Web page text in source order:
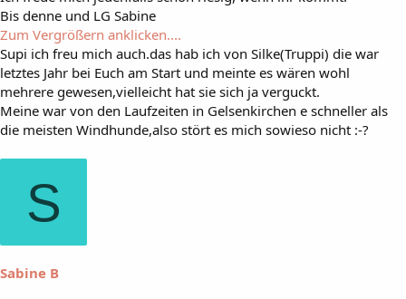
Bis denne und LG Sabine
Zum Vergrößern anklicken....
Supi ich freu mich auch.das hab ich von Silke(Truppi) die war
letztes Jahr bei Euch am Start und meinte es wären wohl
mehrere gewesen,vielleicht hat sie sich ja verguckt.
Meine war von den Laufzeiten in Gelsenkirchen e schneller als
die meisten Windhunde,also stört es mich sowieso nicht :-?
S
Sabine B